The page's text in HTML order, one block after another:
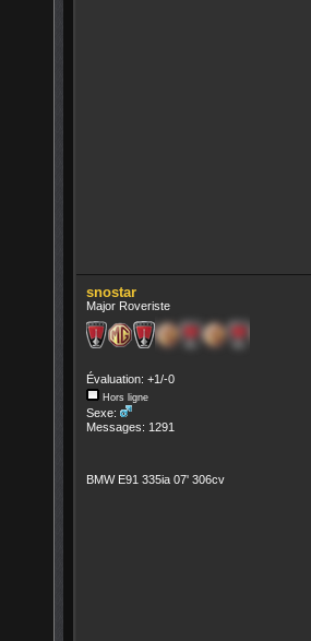
snostar
Major Roveriste
Évaluation: +1/-0
Hors ligne
Sexe:
Messages: 1291
BMW E91 335ia 07' 306cv